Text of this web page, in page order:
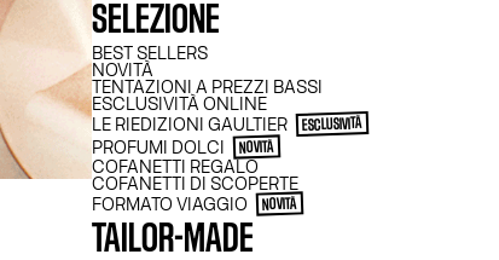
SELEZIONE
BEST SELLERS
NOVITÀ
TENTAZIONI A PREZZI BASSI
ESCLUSIVITÀ ONLINE
LE RIEDIZIONI GAULTIER​
ESCLUSIVITÀ
PROFUMI DOLCI NOVITÀ
COFANETTI REGALO
COFANETTI DI SCOPERTE
FORMATO VIAGGIO
NOVITÀ
TAILOR-MADE